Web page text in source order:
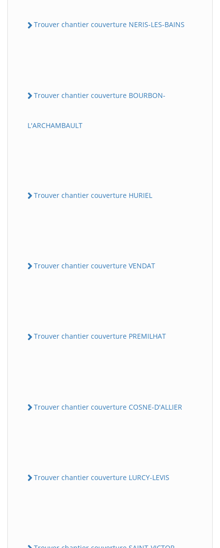
Trouver chantier couverture NERIS-LES-BAINS
Trouver chantier couverture BOURBON-
L'ARCHAMBAULT
Trouver chantier couverture HURIEL
Trouver chantier couverture VENDAT
Trouver chantier couverture PREMILHAT
Trouver chantier couverture COSNE-D'ALLIER
Trouver chantier couverture LURCY-LEVIS